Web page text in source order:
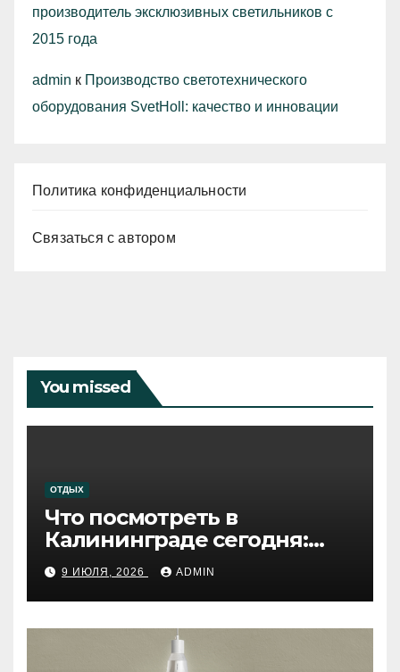
производитель эксклюзивных светильников с
2015 года
admin к Производство светотехнического
оборудования SvetHoll: качество и инновации
Политика конфиденциальности
Связаться с автором
You missed
ОТДЫХ
Что посмотреть в
Калининграде сегодня:
путеводитель по самому
западному городу России
9 ИЮЛЯ, 2026 ADMIN